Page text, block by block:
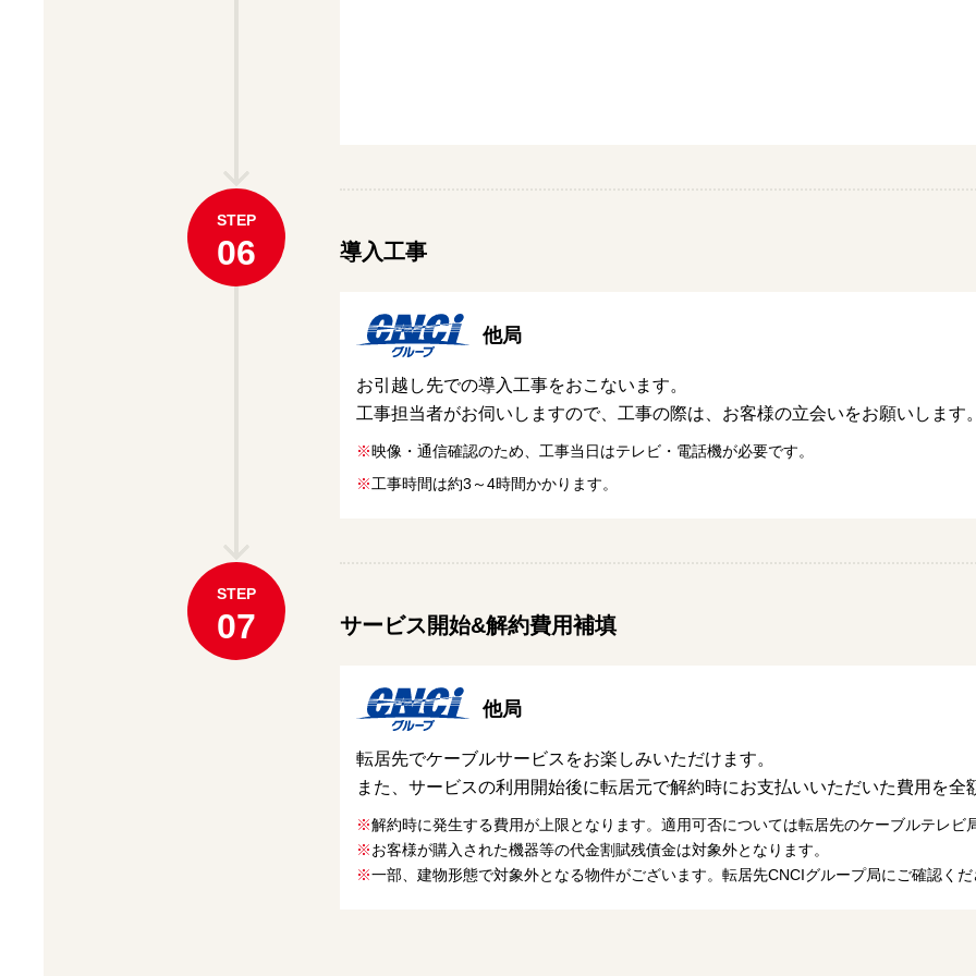
STEP
06 導入工事
他局
お引越し先での導入工事をおこないます。
工事担当者がお伺いしますので、工事の際は、お客様の立会いをお願いします
※映像・通信確認のため、工事当日はテレビ・電話機が必要です。
※工事時間は約3～4時間かかります。
STEP
07 サービス開始&解約費用補填
他局
転居先でケーブルサービスをお楽しみいただけます。
また、サービスの利用開始後に転居元で解約時にお支払いいただいた費用を全
※解約時に発生する費用が上限となります。適用可否については転居先のケーブルテレビ
※お客様が購入された機器等の代金割賦残債金は対象外となります。
※一部、建物形態で対象外となる物件がございます。転居先CNCIグループ局にご確認く